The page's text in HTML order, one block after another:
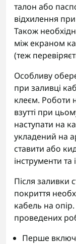
талон або
відхилення
Також
між екраном
(теж
Особливу
при заливці
клеєм. Роботи
взутті при
наступати на
укладений на
ставити або
інструменти
Після заливки
покриття
кабель на
проведених
Перше